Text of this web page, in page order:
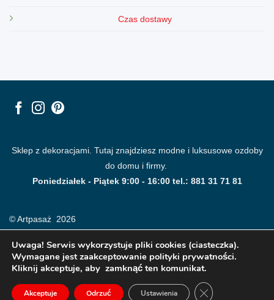
Czas dostawy
Sklep z dekoracjami. Tutaj znajdziesz modne i luksusowe ozdoby
do domu i firmy.
Poniedziałek - Piątek 9:00 - 16:00 tel.: 881 31 71 81
© Artpasaż 2026
Modne plakaty, obrazy, fototapety i dekoracje na ściany.
Uwaga! Serwis wykorzystuje pliki cookies (ciasteczka).
Wymagane jest zaakceptowanie polityki prywatności.
Kliknij akceptuje, aby zamknąć ten komunikat.
Akceptuje Odrzuć Ustawienia ZAMKNIJ